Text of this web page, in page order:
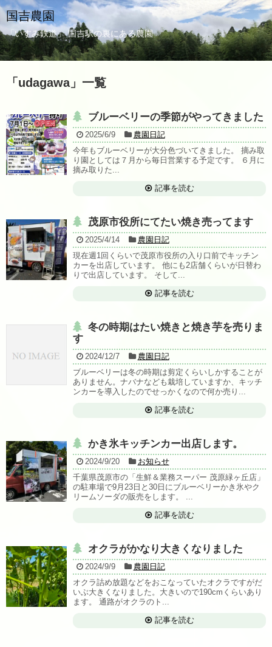
国吉農園
「いすみ鉄道」 国吉駅の裏にある農園
「 udagawa」 一覧
ブルーベリーの季節がやってきました
2025/6/9
農園日記
今年もブルーベリーが大分色づいてきました。 摘み取
り園としては７月から毎日営業する予定です。 ６月に
摘み取りた...
記事を読む
茂原市役所にてたい焼き売ってます
2025/4/14
農園日記
現在週1回くらいで茂原市役所の入り口前でキッチン
カーを出店しています。 他にも2店舗くらいが日替わ
りで出店しています。 そして...
記事を読む
冬の時期はたい焼きと焼き芋を売りま
す
2024/12/7
農園日記
ブルーベリーは冬の時期は剪定くらいしかすることが
ありません。ナバナなども栽培していますか、キッチ
ンカーを導入したのでせっかくなので何か売り...
記事を読む
かき氷キッチンカー出店します。
2024/9/20
お知らせ
千葉県茂原市の「生鮮＆業務スーパー 茂原緑ヶ丘店」
の駐車場で9月23日と30日にブルーベリーかき氷やク
リームソーダの販売をします。 ...
記事を読む
オクラがかなり大きくなりました
2024/9/9
農園日記
オクラ詰め放題などをおこなっていたオクラですがだ
いぶ大きくなりました。大きいので190cmくらいあり
ます。 通路がオクラのト...
記事を読む